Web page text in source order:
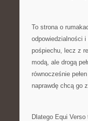
To strona o
odpowiedzialności
pośpiechu, lecz z
modą, ale drogą
równocześnie
naprawdę chcą go
Dlatego Equi